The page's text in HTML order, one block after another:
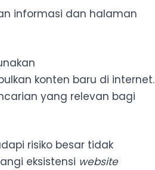
informasi dan halaman
konten baru di internet.
yang relevan bagi
risiko besar tidak
eksistensi website